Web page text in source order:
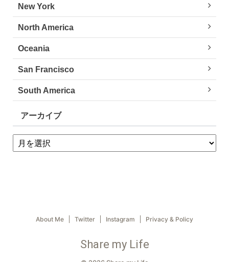
New York
North America
Oceania
San Francisco
South America
アーカイブ
About Me Twitter Instagram Privacy & Policy
Share my Life